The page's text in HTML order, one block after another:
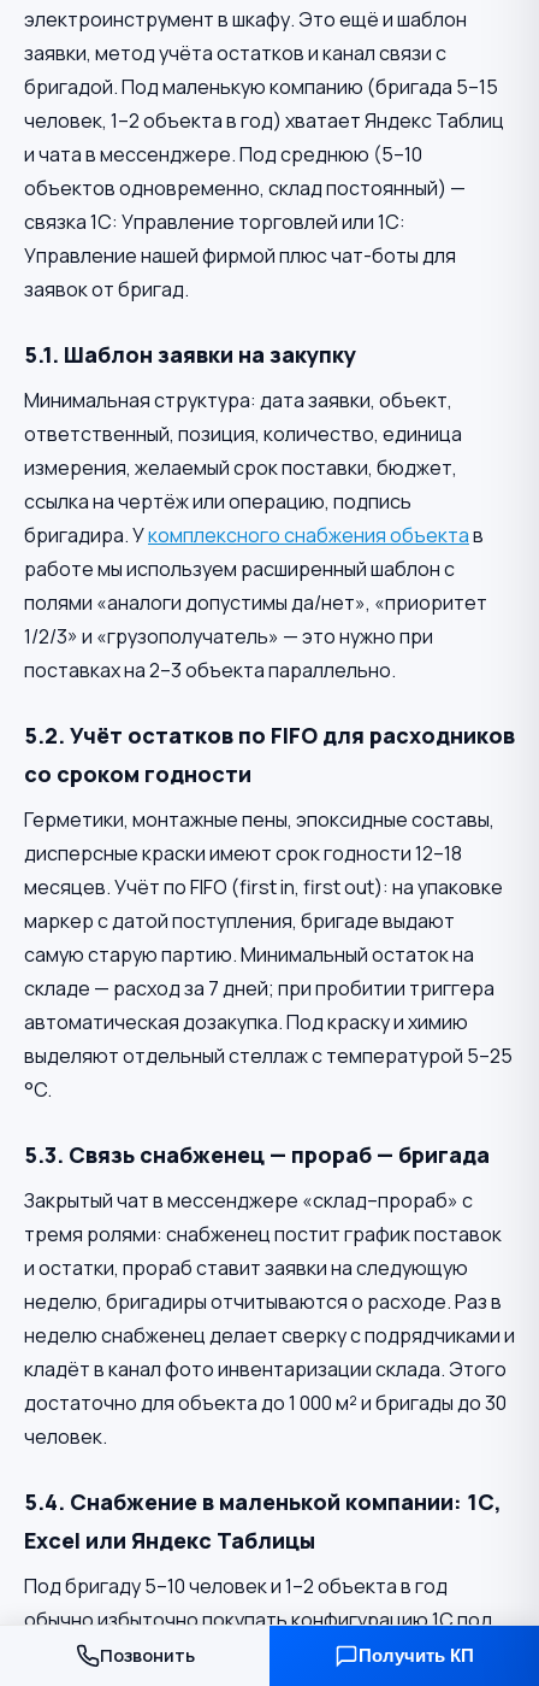
электроинструмент в шкафу. Это ещё и шаблон
заявки, метод учёта остатков и канал связи с
бригадой. Под маленькую компанию (бригада 5–15
человек, 1–2 объекта в год) хватает Яндекс Таблиц
и чата в мессенджере. Под среднюю (5–10
объектов одновременно, склад постоянный) —
связка 1С: Управление торговлей или 1С:
Управление нашей фирмой плюс чат-боты для
заявок от бригад.
5.1. Шаблон заявки на закупку
Минимальная структура: дата заявки, объект,
ответственный, позиция, количество, единица
измерения, желаемый срок поставки, бюджет,
ссылка на чертёж или операцию, подпись
бригадира. Укомплексного снабжения объектав
работе мы используем расширенный шаблон с
полями «аналоги допустимы да/нет», «приоритет
1/2/3» и «грузополучатель» — это нужно при
поставках на 2–3 объекта параллельно.
5.2. Учёт остатков по FIFO для расходников
со сроком годности
Герметики, монтажные пены, эпоксидные составы,
дисперсные краски имеют срок годности 12–18
месяцев. Учёт по FIFO (first in, first out): на упаковке
маркер с датой поступления, бригаде выдают
самую старую партию. Минимальный остаток на
складе — расход за 7 дней; при пробитии триггера
автоматическая дозакупка. Под краску и химию
выделяют отдельный стеллаж с температурой 5–25
°C.
5.3. Связь снабженец — прораб — бригада
Закрытый чат в мессенджере «склад–прораб» с
тремя ролями: снабженец постит график поставок
и остатки, прораб ставит заявки на следующую
неделю, бригадиры отчитываются о расходе. Раз в
неделю снабженец делает сверку с подрядчиками и
кладёт в канал фото инвентаризации склада. Этого
достаточно для объекта до 1 000 м² и бригады до 30
человек.
5.4. Снабжение в маленькой компании: 1С,
Excel или Яндекс Таблицы
Под бригаду 5–10 человек и 1–2 объекта в год
обычно избыточно покупать конфигурацию 1С под
учёт расходников. Рабочая связка: Яндекс Таблицы
Позвонить Получить КП